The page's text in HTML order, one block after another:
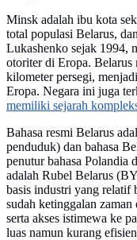
Minsk adalah ibu kota
total populasi Belarus,
Lukashenko sejak 1994,
otoriter di Eropa.
kilometer persegi,
Eropa. Negara ini juga
memiliki sejarah
Bahasa resmi Belarus
penduduk) dan bahasa
penutur bahasa Polandia
adalah Rubel Belarus
basis industri yang relatif
sudah ketinggalan
serta akses istimewa ke
luas namun kurang